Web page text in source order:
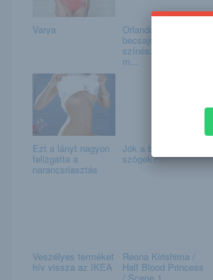
Varya Orlando Bloom
becsajozott? A
színészt egy fiatal
m...
Ezt a lányt nagyon
felizgatta a
narancsriasztás
Jók a betekintési
szögek?
Veszélyes terméket
hív vissza az IKEA
Reona Kirishima /
Half Blood Princess